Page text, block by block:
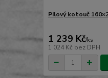
Pilový kotouč
1 239 Kč/ks
1 024 Kč bez DPH